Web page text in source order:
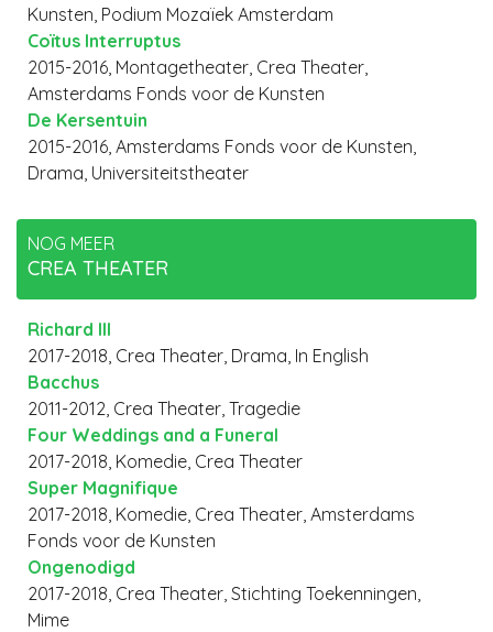
Kunsten, Podium Mozaïek Amsterdam
Coïtus Interruptus
2015-2016, Montagetheater, Crea Theater,
Amsterdams Fonds voor de Kunsten
De Kersentuin
2015-2016, Amsterdams Fonds voor de Kunsten,
Drama, Universiteitstheater
NOG MEER
CREA THEATER
Richard III
2017-2018, Crea Theater, Drama, In English
Bacchus
2011-2012, Crea Theater, Tragedie
Four Weddings and a Funeral
2017-2018, Komedie, Crea Theater
Super Magnifique
2017-2018, Komedie, Crea Theater, Amsterdams
Fonds voor de Kunsten
Ongenodigd
2017-2018, Crea Theater, Stichting Toekenningen,
Mime